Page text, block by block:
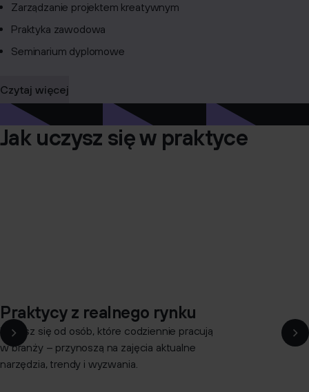
Zarządzanie projektem kreatywnym
Praktyka zawodowa
Seminarium dyplomowe
Czytaj więcej
Jak uczysz się w praktyce
Praktycy z realnego rynku
Uczysz się od osób, które codziennie pracują
w branży – przynoszą na zajęcia aktualne
narzędzia, trendy i wyzwania.